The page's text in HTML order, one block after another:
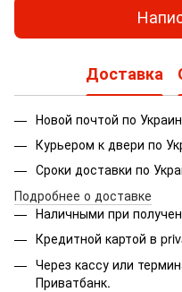
Доставка
Новой почтой по
Курьером к двери по
Сроки доставки по
Подробнее о доставке
Наличными при
Кредитной картой в
Через кассу или
Приватбанк.